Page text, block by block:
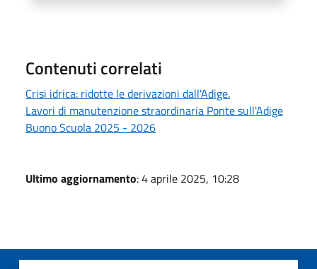
Contenuti correlati
Crisi idrica: ridotte le derivazioni dall'Adige.
Lavori di manutenzione straordinaria Ponte sull'Adige
Buono Scuola 2025 - 2026
Ultimo aggiornamento: 4 aprile 2025, 10:28